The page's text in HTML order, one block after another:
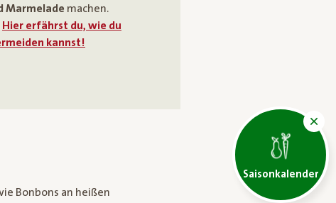
Saisonkalender
Marmelade machen.
Hier erfährst du, wie du
kannst!
Bonbons an heißen